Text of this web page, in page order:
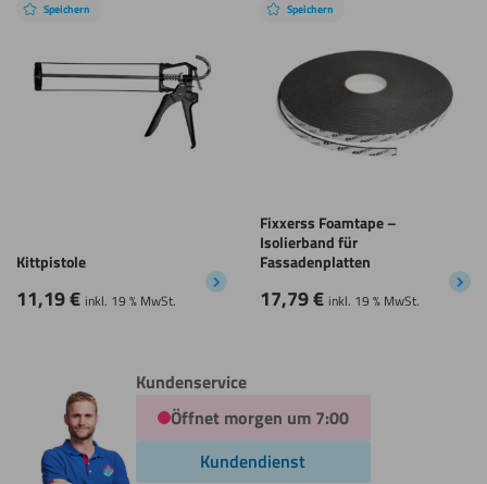
Speichern
Kittpistole
11,19€ inkl. 19 % MwSt.
Speichern
Fixxerss Foamtape –
Isolierband für
Fassadenplatten
17,79€ inkl. 19 % MwSt.
Kundenservice
Öffnet morgen um 7:00
Kundendienst